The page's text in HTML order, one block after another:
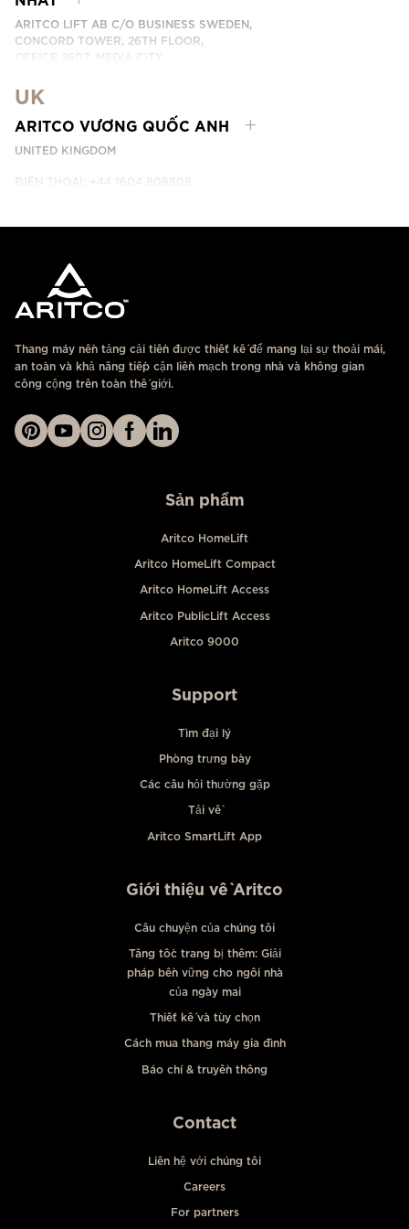
ARITCO LIFT AB C/O BUSINESS SWEDEN,
CONCORD TOWER, 26TH FLOOR,
LIÊN HỆ
UK
ARITCO VƯƠNG QUỐC ANH
UNITED KINGDOM
ĐIỆN THOẠI: +44 1604 808809
Thang máy nền tảng cải tiến được thiết kế để mang lại sự thoải mái,
an toàn và khả năng tiếp cận liền mạch trong nhà và không gian
công cộng trên toàn thế giới.
Sản phẩm
Aritco HomeLift
Aritco HomeLift Compact
Aritco HomeLift Access
Aritco PublicLift Access
Aritco 9000
Support
Tìm đại lý
Phòng trưng bày
Các câu hỏi thường gặp
Tải về
Aritco SmartLift App
Giới thiệu về Aritco
Câu chuyện của chúng tôi
Tăng tốc trang bị thêm: Giải
pháp bền vững cho ngôi nhà
của ngày mai
Thiết kế và tùy chọn
Cách mua thang máy gia đình
Báo chí & truyền thông
Contact
Liên hệ với chúng tôi
Careers
For partners